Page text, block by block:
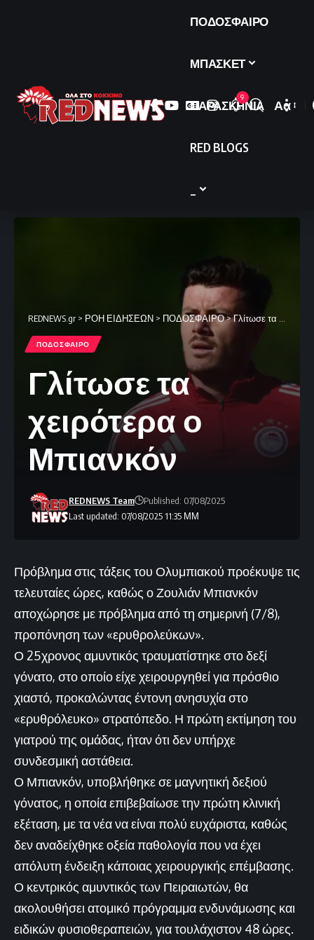
ΠΟΔΟΣΦΑΙΡΟ
ΜΠΑΣΚΕΤ
ΠΑΡΑΣΚΗΝΙΑ
RED BLOGS
9
Font
Αα
REDNEWS.gr > ΡΟΗ ΕΙΔΗΣΕΩΝ > ΠΟΔΟΣΦΑΙΡΟ>Γλίτωσε τα χειρότερα ο Μπιανκόν
ΠΟΔΟΣΦΑΙΡΟ
Γλίτωσε τα
χειρότερα ο
Μπιανκόν
Last updated: 07/08/2025 11:35 ΜΜ
REDNEWS Team Published: 07/08/2025
Πρόβλημα στις τάξεις του Ολυμπιακού προέκυψε τις
τελευταίες ώρες, καθώς ο Ζουλιάν Μπιανκόν
αποχώρησε με πρόβλημα από τη σημερινή (7/8),
προπόνηση των «ερυθρολεύκων».
Ο 25χρονος αμυντικός τραυματίστηκε στο δεξί
γόνατο, στο οποίο είχε χειρουργηθεί για πρόσθιο
χιαστό, προκαλώντας έντονη ανησυχία στο
«ερυθρόλευκο» στρατόπεδο. Η πρώτη εκτίμηση του
γιατρού της ομάδας, ήταν ότι δεν υπήρχε
συνδεσμική αστάθεια.
Ο Μπιανκόν, υποβλήθηκε σε μαγνητική δεξιού
γόνατος, η οποία επιβεβαίωσε την πρώτη κλινική
εξέταση, με τα νέα να είναι πολύ ευχάριστα, καθώς
δεν αναδείχθηκε οξεία παθολογία που να έχει
απόλυτη ένδειξη κάποιας χειρουργικής επέμβασης.
Ο κεντρικός αμυντικός των Πειραιωτών, θα
ακολουθήσει ατομικό πρόγραμμα ενδυνάμωσης και
ειδικών φυσιοθεραπειών, για τουλάχιστον 48 ώρες.